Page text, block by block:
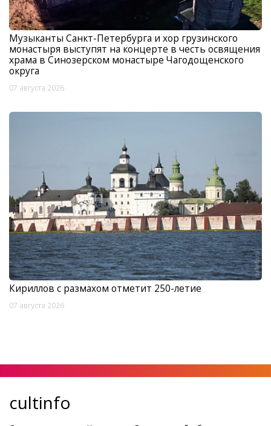
Музыканты Санкт-Петербурга и хор грузинского
монастыря выступят на концерте в честь освящения
храма в Синозерском монастыре Чагодощенского
округа
07 августа 2026
Кириллов с размахом отметит 250-летие
07 августа 2026
cultinfo